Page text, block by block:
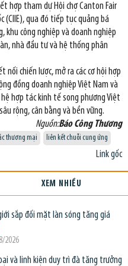
hợp tham dự Hội chợ Canton Fair
(CIIE), qua đó tiếp tục quảng bá
khu công nghiệp và doanh nghiệp
nhà đầu tư và hệ thống phân
nối chiến lược, mở ra các cơ hội hợp
đồng doanh nghiệp Việt Nam và
hợp tác kinh tế song phương Việt
rộng, cân bằng và bền vững.
Nguồn:Báo Công Thương
thương mại liên kết chuỗi cung ứng
Link gốc
XEM NHIỀU
sắp đối mặt làn sóng tăng giá
2026
và linh kiện duy trì đà tăng trưởng